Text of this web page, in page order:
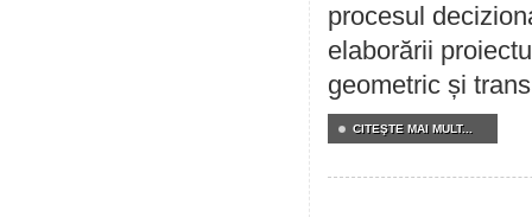
procesul
elaborării
geometric și
CITEŞTE MAI MULT...